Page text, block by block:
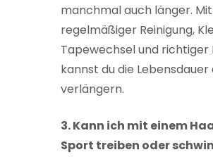
manchmal auch länger. Mit
regelmäßiger Reinigung,
Tapewechsel und richtiger
kannst du die
verlängern.
3. Kann ich mit einem
Sport treiben oder